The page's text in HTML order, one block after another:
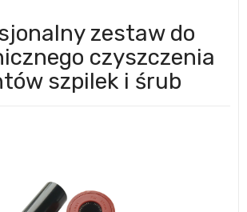
zestaw do
czyszczenia
szpilek i śrub